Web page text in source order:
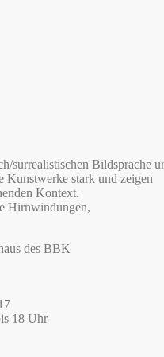
surrealistischen Bildsprache
Kunstwerke stark und zeigen
Kontext.
Hirnwindungen,
des BBK
18 Uhr